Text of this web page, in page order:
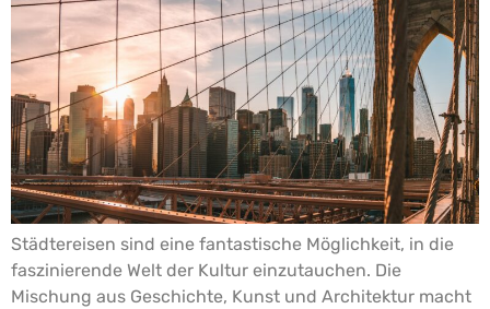
Städtereisen sind eine fantastische Möglichkeit, in die
faszinierende Welt der Kultur einzutauchen. Die
Mischung aus Geschichte, Kunst und Architektur macht